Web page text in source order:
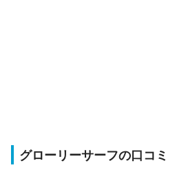
グローリーサーフの口コミ